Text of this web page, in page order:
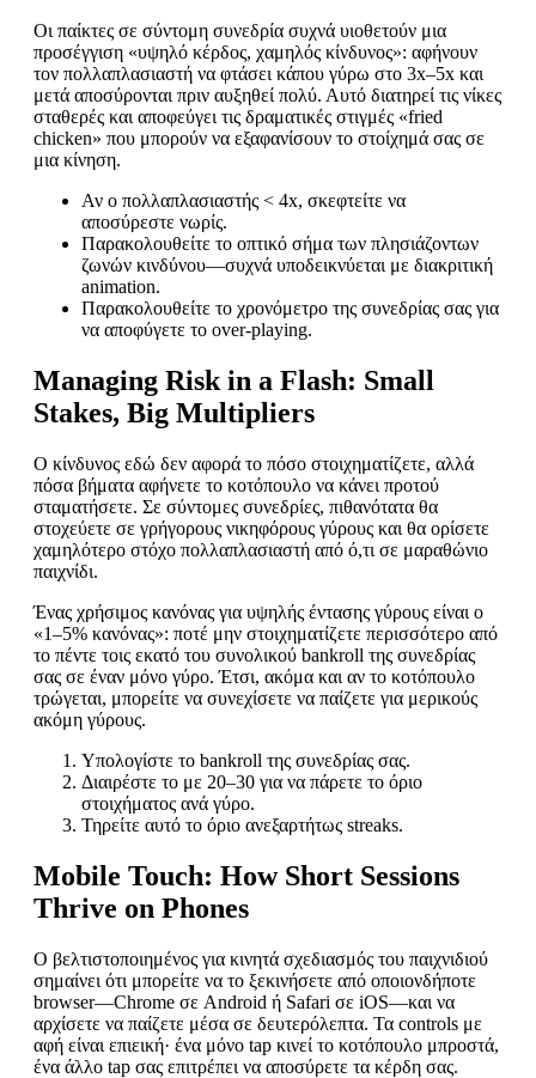
Οι παίκτες σε σύντομη συνεδρία συχνά υιοθετούν μια
προσέγγιση «υψηλό κέρδος, χαμηλός κίνδυνος»: αφήνουν
τον πολλαπλασιαστή να φτάσει κάπου γύρω στο 3x–5x και
μετά αποσύρονται πριν αυξηθεί πολύ. Αυτό διατηρεί τις νίκες
σταθερές και αποφεύγει τις δραματικές στιγμές «fried
chicken» που μπορούν να εξαφανίσουν το στοίχημά σας σε
μια κίνηση.
Αν ο πολλαπλασιαστής < 4x, σκεφτείτε να
αποσύρεστε νωρίς.
Παρακολουθείτε το οπτικό σήμα των πλησιάζοντων
ζωνών κινδύνου—συχνά υποδεικνύεται με διακριτική
animation.
Παρακολουθείτε το χρονόμετρο της συνεδρίας σας για
να αποφύγετε το over‑playing.
Managing Risk in a Flash: Small
Stakes, Big Multipliers
Ο κίνδυνος εδώ δεν αφορά το πόσο στοιχηματίζετε, αλλά
πόσα βήματα αφήνετε το κοτόπουλο να κάνει προτού
σταματήσετε. Σε σύντομες συνεδρίες, πιθανότατα θα
στοχεύετε σε γρήγορους νικηφόρους γύρους και θα ορίσετε
χαμηλότερο στόχο πολλαπλασιαστή από ό,τι σε μαραθώνιο
παιχνίδι.
Ένας χρήσιμος κανόνας για υψηλής έντασης γύρους είναι ο
«1–5% κανόνας»: ποτέ μην στοιχηματίζετε περισσότερο από
το πέντε τοις εκατό του συνολικού bankroll της συνεδρίας
σας σε έναν μόνο γύρο. Έτσι, ακόμα και αν το κοτόπουλο
τρώγεται, μπορείτε να συνεχίσετε να παίζετε για μερικούς
ακόμη γύρους.
Υπολογίστε το bankroll της συνεδρίας σας.
Διαιρέστε το με 20–30 για να πάρετε το όριο
στοιχήματος ανά γύρο.
Τηρείτε αυτό το όριο ανεξαρτήτως streaks.
Mobile Touch: How Short Sessions
Thrive on Phones
Ο βελτιστοποιημένος για κινητά σχεδιασμός του παιχνιδιού
σημαίνει ότι μπορείτε να το ξεκινήσετε από οποιονδήποτε
browser—Chrome σε Android ή Safari σε iOS—και να
αρχίσετε να παίζετε μέσα σε δευτερόλεπτα. Τα controls με
αφή είναι επιεική· ένα μόνο tap κινεί το κοτόπουλο μπροστά,
ένα άλλο tap σας επιτρέπει να αποσύρετε τα κέρδη σας.